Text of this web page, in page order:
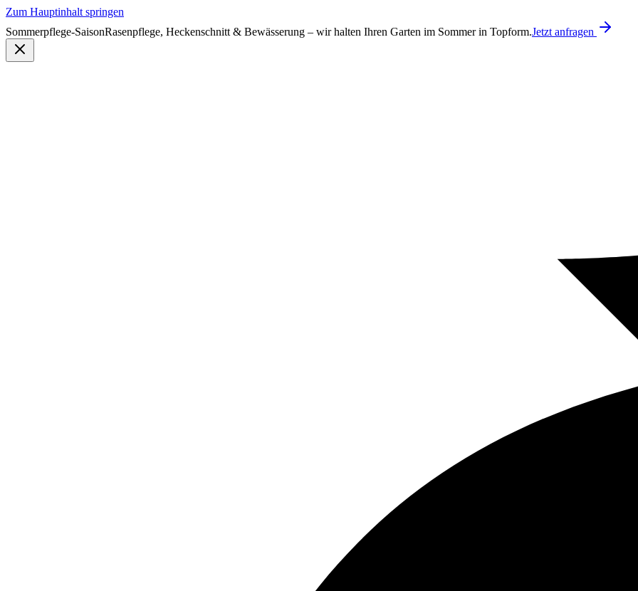
Zum Hauptinhalt springen
Sommerpflege-SaisonRasenpflege, Heckenschnitt & Bewässerung – wir halten Ihren Garten im Sommer in Topform.Jetzt anfragen